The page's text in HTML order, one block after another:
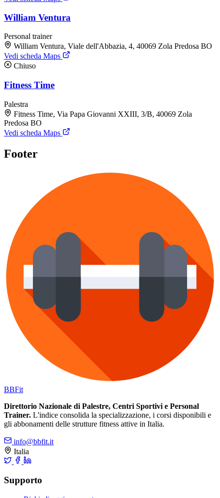
William Ventura
Personal trainer
William Ventura, Viale dell'Abbazia, 4, 40069 Zola Predosa BO
Vedi scheda Maps
Chiuso
Fitness Time
Palestra
Fitness Time, Via Papa Giovanni XXIII, 3/B, 40069 Zola
Predosa BO
Vedi scheda Maps
Footer
BBFit
Direttorio Nazionale di Palestre, Centri Sportivi e Personal
Trainer. L'indice consolida la specializzazione, i corsi disponibili e
gli abbonamenti delle strutture fitness attive in Italia.
info@bbfit.it
Italia
Supporto